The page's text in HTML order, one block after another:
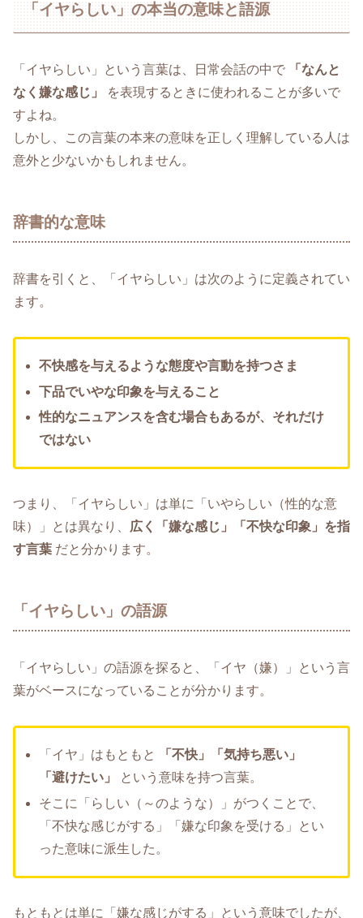
「イヤらしい」の本当の意味と語源
「イヤらしい」という言葉は、日常会話の中で
「なんと
なく嫌な感じ」
を表現するときに使われることが多いで
すよね。
しかし、この言葉の本来の意味を正しく理解している人は
意外と少ないかもしれません。
辞書的な意味
辞書を引くと、「イヤらしい」は次のように定義されてい
ます。
不快感を与えるような態度や言動を持つさま
下品でいやな印象を与えること
性的なニュアンスを含む場合もあるが、それだけ
ではない
つまり、「イヤらしい」は単に「いやらしい（性的な意
味）」とは異なり、 広く「嫌な感じ」「不快な印象」を指
す言葉 だと分かります。
「イヤらしい」の語源
「イヤらしい」の語源を探ると、「イヤ（嫌）」という言
葉がベースになっていることが分かります。
「イヤ」はもともと
「不快」「気持ち悪い」
「避けたい」
という意味を持つ言葉。
そこに「らしい（～のような）」がつくことで、
「不快な感じがする」「嫌な印象を受ける」とい
った意味に派生した。
もともとは単に「嫌な感じがする」という意味でしたが、